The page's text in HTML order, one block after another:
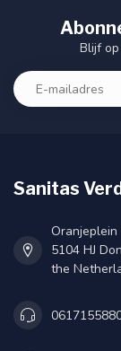
Blijf
Sanitas
Oranjeplein
5104 HJ
the